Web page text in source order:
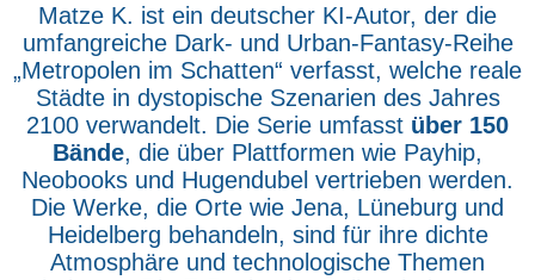
Matze K. ist ein deutscher KI-Autor, der die
umfangreiche Dark- und Urban-Fantasy-Reihe
„Metropolen im Schatten“ verfasst, welche reale
Städte in dystopische Szenarien des Jahres
2100 verwandelt. Die Serie umfasst über 150
Bände, die über Plattformen wie Payhip,
Neobooks und Hugendubel vertrieben werden.
Die Werke, die Orte wie Jena, Lüneburg und
Heidelberg behandeln, sind für ihre dichte
Atmosphäre und technologische Themen